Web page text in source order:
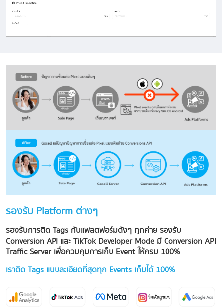
รองรับ Platform ต่างๆ
รองรับการติด Tags กับแพลตฟอร์มดังๆ ทุกค่าย รองรับ
Conversion API และ TikTok Developer Mode มี Conversion API
Traffic Server เพื่อควบคุมการเก็บ Event ให้ครบ 100%
เราติด Tags แบบละเอียดที่สุดทุก Events เก็บได้ 100%